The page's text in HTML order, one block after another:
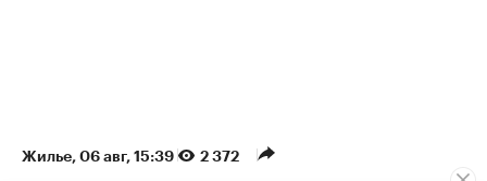
Жилье⁠, 06 авг, 15:39 2 372